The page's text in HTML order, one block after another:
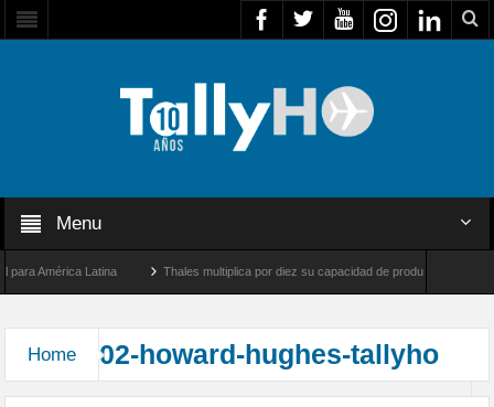
Menu
América Latina Thales multiplica por diez su capacidad de producción de
Home 02-howard-hughes-tallyho